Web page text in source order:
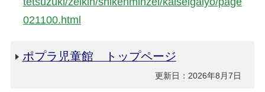
021100.html
ポプラ児童館 トップページ
更新日：2026年8月7日